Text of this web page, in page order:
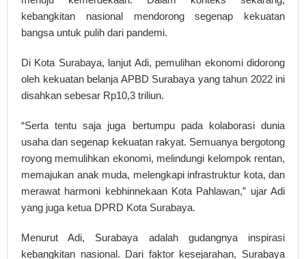
kebangkitan nasional mendorong segenap kekuatan
bangsa untuk pulih dari pandemi.
Di Kota Surabaya, lanjut Adi, pemulihan ekonomi didorong
oleh kekuatan belanja APBD Surabaya yang tahun 2022 ini
disahkan sebesar Rp10,3 triliun.
“Serta tentu saja juga bertumpu pada kolaborasi dunia
usaha dan segenap kekuatan rakyat. Semuanya bergotong
royong memulihkan ekonomi, melindungi kelompok rentan,
memajukan anak muda, melengkapi infrastruktur kota, dan
merawat harmoni kebhinnekaan Kota Pahlawan,” ujar Adi
yang juga ketua DPRD Kota Surabaya.
Menurut Adi, Surabaya adalah gudangnya inspirasi
kebangkitan nasional. Dari faktor kesejarahan, Surabaya